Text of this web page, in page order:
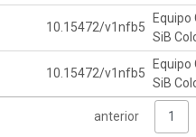
10.15472/v1nfb5
Equipo
SiB
10.15472/v1nfb5
Equipo
SiB
anterior 1